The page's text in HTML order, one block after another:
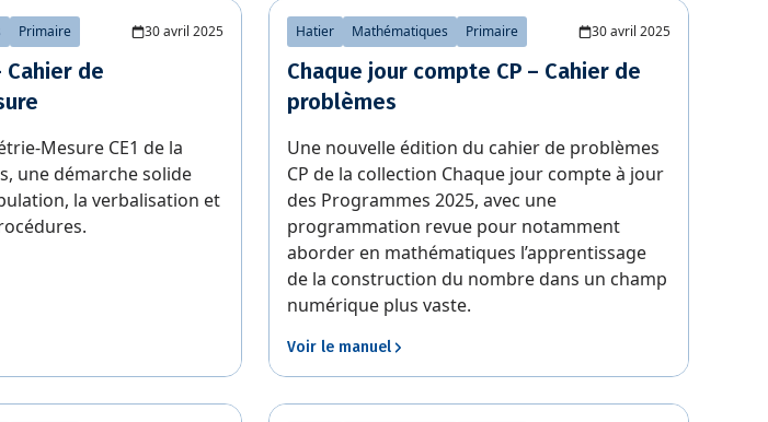
Primaire 30 avril 2025
Cahier de
Mesure CE1 de la
une démarche solide
la verbalisation et
Hatier Mathématiques Primaire 30 avril 2025
Chaque jour compte CP – Cahier de
problèmes
Une nouvelle édition du cahier de problèmes
CP de la collection Chaque jour compte à jour
des Programmes 2025, avec une
programmation revue pour notamment
aborder en mathématiques l’apprentissage
de la construction du nombre dans un champ
numérique plus vaste.
Voir le manuel